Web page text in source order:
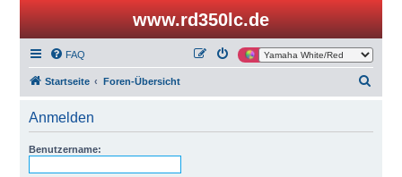
www.rd350lc.de
FAQ
Startseite Foren-Übersicht
Anmelden
Benutzername: